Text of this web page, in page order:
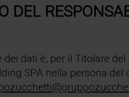
DEL
dati è, per il Titolare
SPA nella persona